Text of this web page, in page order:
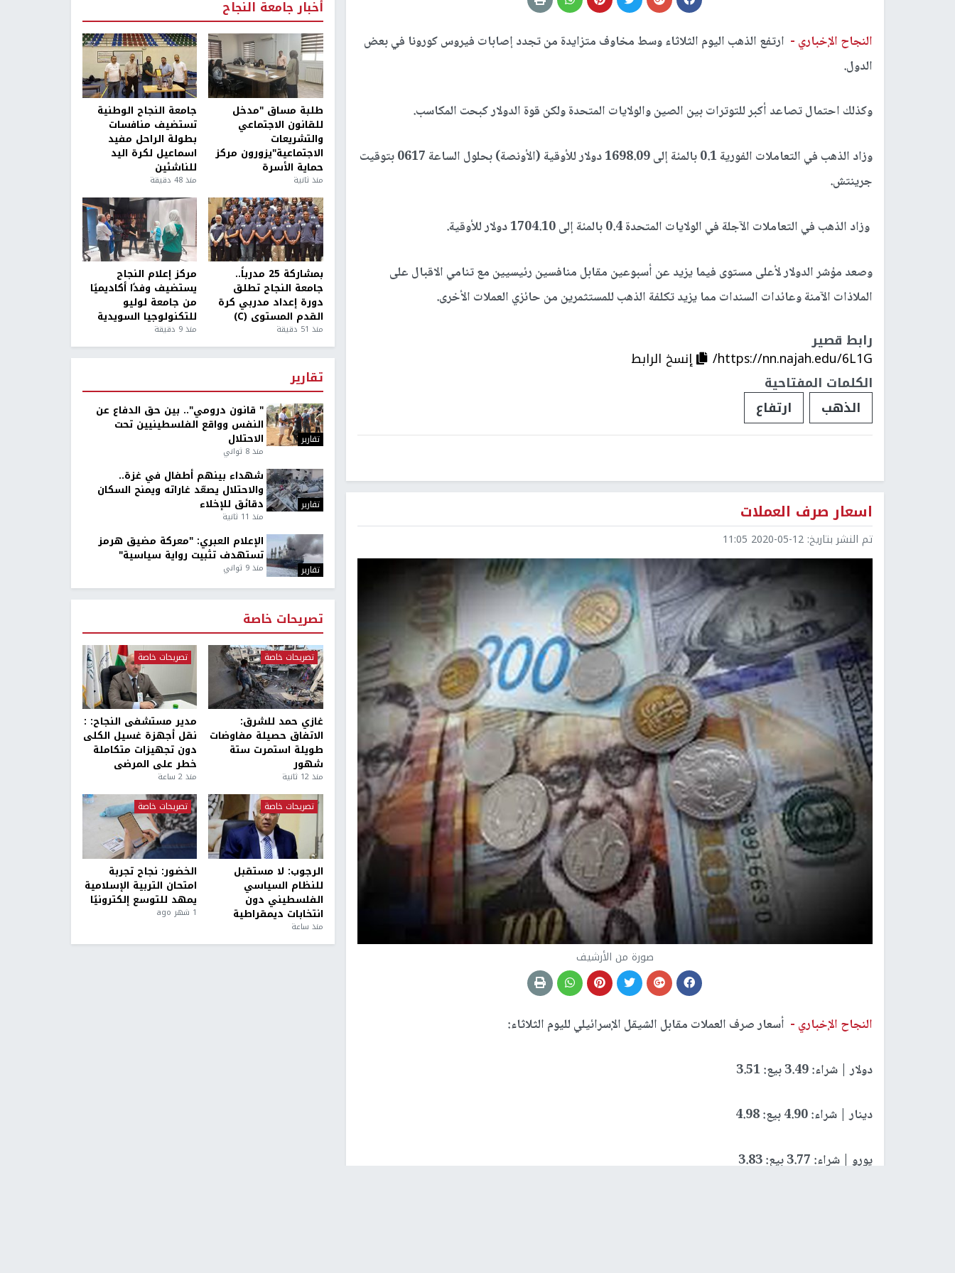
النجاح الإخباري - ارتفع الذهب اليوم الثلاثاء وسط مخاوف متزايدة من تجدد إصابات فيروس كورونا في بعض
الدول.
وكذلك احتمال تصاعد أكبر للتوترات بين الصين والولايات المتحدة ولكن قوة الدولار كبحت المكاسب.
وزاد الذهب في التعاملات الفورية 0.1 بالمئة إلى 1698.09 دولار للأوقية (الأونصة) بحلول الساعة 0617 بتوقيت
جرينتش.
وزاد الذهب في التعاملات الآجلة في الولايات المتحدة 0.4 بالمئة إلى 1704.10 دولار للأوقية.
وصعد مؤشر الدولار لأعلى مستوى فيما يزيد عن أسبوعين مقابل منافسين رئيسيين مع تنامي الاقبال على
الملاذات الآمنة وعائدات السندات مما يزيد تكلفة الذهب للمستثمرين من حائزي العملات الأخرى.
رابط قصير
https://nn.najah.edu/6L1G/
إنسخ الرابط
الكلمات المفتاحية
الذهب
ارتفاع
اسعار صرف العملات
تم النشر بتاريخ: 2020-05-12 11:05
صورة من الأرشيف
النجاح الإخباري - أسعار صرف العملات مقابل الشيقل الإسرائيلي لليوم الثلاثاء:
دولار | شراء: 3.49 بيع: 3.51
دينار | شراء: 4.90 بيع: 4.98
يورو | شراء: 3.77 بيع: 3.83
أخبار جامعة النجاح
طلبة مساق "مدخل
للقانون الاجتماعي
والتشريعات
الاجتماعية"يزورون مركز
حماية الأسرة
منذ ثانية
جامعة النجاح الوطنية
تستضيف منافسات
بطولة الراحل مفيد
اسماعيل لكرة اليد
للناشئين
منذ 48 دقيقة
بمشاركة 25 مدرباً..
جامعة النجاح تطلق
دورة إعداد مدربي كرة
القدم المستوى (C)
منذ 51 دقيقة
مركز إعلام النجاح
يستضيف وفدًا أكاديميًا
من جامعة لوليو
للتكنولوجيا السويدية
منذ 9 دقيقة
تقارير
تقارير
" قانون درومي".. بين حق الدفاع عن
النفس وواقع الفلسطينيين تحت
الاحتلال
منذ 8 ثواني
تقارير
شهداء بينهم أطفال في غزة..
والاحتلال يصعّد غاراته ويمنح السكان
دقائق للإخلاء
منذ 11 ثانية
تقارير
الإعلام العبري: "معركة مضيق هرمز
تستهدف تثبيت رواية سياسية"
منذ 9 ثواني
تصريحات خاصة
تصريحات خاصة
غازي حمد للشرق:
الاتفاق حصيلة مفاوضات
طويلة استمرت ستة
شهور
منذ 12 ثانية
تصريحات خاصة
مدير مستشفى النجاح: :
نقل أجهزة غسيل الكلى
دون تجهيزات متكاملة
خطر على المرضى
منذ 2 ساعة
تصريحات خاصة
الرجوب: لا مستقبل
للنظام السياسي
الفلسطيني دون
انتخابات ديمقراطية
منذ ساعة
تصريحات خاصة
الخضور: نجاح تجربة
امتحان التربية الإسلامية
يمهد للتوسع إلكترونيًا
1 شهر ago